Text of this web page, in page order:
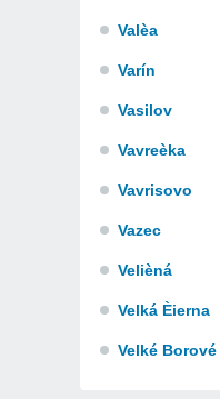
Valèa
Varín
Vasilov
Vavreèka
Vavrisovo
Vazec
Velièná
Velká Èierna
Velké Borové